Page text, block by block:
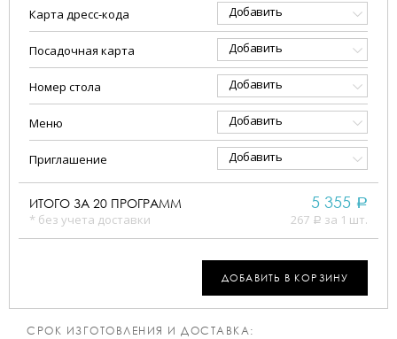
Карта дресс-кода Добавить
Посадочная карта Добавить
Номер стола Добавить
Меню Добавить
Приглашение Добавить
ИТОГО ЗА 20 ПРОГРАММ
* без учета доставки
5 355 a
267 a за 1 шт.
ДОБАВИТЬ В КОРЗИНУ
СРОК ИЗГОТОВЛЕНИЯ И ДОСТАВКА: